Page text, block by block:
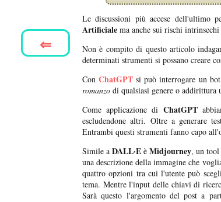
Le discussioni più accese dell'ultimo
Artificiale ma anche sui rischi
Non è compito di questo articolo
determinati strumenti si possano creare
ConChatGPT si può interrogare un
romanzo di qualsiasi genere o addirittura
Come applicazione di ChatGPT
escludendone altri. Oltre a generare
Entrambi questi strumenti fanno capo
Simile aDALL·E èMidjourney, un tool
una descrizione della immagine che
quattro opzioni tra cui l'utente può
tema. Mentre l'input delle chiavi di
Sarà questo l'argomento del post a
⇐